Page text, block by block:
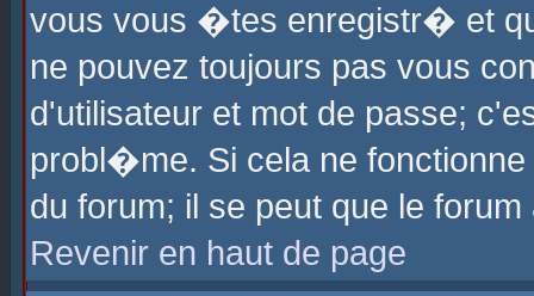
vous vous �tes enregistr� et
ne pouvez toujours pas vous
d'utilisateur et mot de passe;
probl�me. Si cela ne
du forum; il se peut que le
Revenir en haut de page